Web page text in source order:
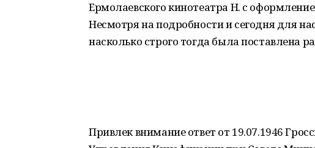
Ермолаевского кинотеатра Н. с
Несмотря на подробности и сегодня для
насколько строго тогда была поставлена
Привлек внимание ответ от 19.07.1946